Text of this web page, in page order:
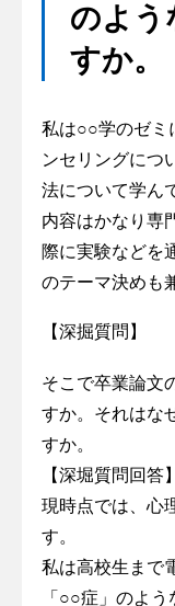
のよう
すか。
私は○○学のゼミ
ンセリングにつ
法について学ん
内容はかなり専
際に実験などを
のテーマ決めも
【深掘質問】
そこで卒業論文
すか。それはな
すか。
【深堀質問回答】
現時点では、心
す。
私は高校生まで
「○○症」のよ